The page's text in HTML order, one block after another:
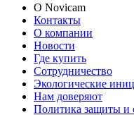
О Novicam
Контакты
О компании
Новости
Где купить
Сотрудничество
Экологические
Нам доверяют
Политика защиты и